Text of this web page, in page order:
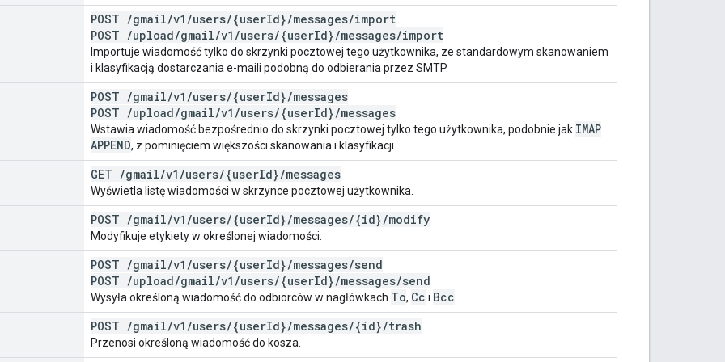
POST /gmail/v1 /users/{userId}/messages/import
POST /upload/gmail/v1 /users/{userId}/messages/import
Importuje wiadomość tylko do skrzynki pocztowej tego użytkownika, ze standardowym skanowaniem
i klasyfikacją dostarczania e-maili podobną do odbierania przez SMTP.
POST /gmail/v1 /users/{userId}/messages
POST /upload/gmail/v1 /users/{userId}/messages
Wstawia wiadomość bezpośrednio do skrzynki pocztowej tylko tego użytkownika, podobnie jak IMAP
APPEND, z pominięciem większości skanowania i klasyfikacji.
GET /gmail/v1 /users/{userId}/messages
Wyświetla listę wiadomości w skrzynce pocztowej użytkownika.
POST /gmail/v1 /users/{userId}/messages/{id}/modify
Modyfikuje etykiety w określonej wiadomości.
POST /gmail/v1 /users/{userId}/messages/send
POST /upload/gmail/v1 /users/{userId}/messages/send
Wysyła określoną wiadomość do odbiorców w nagłówkach To, Cc i Bcc
POST /gmail/v1 /users/{userId}/messages/{id}/trash
Przenosi określoną wiadomość do kosza.